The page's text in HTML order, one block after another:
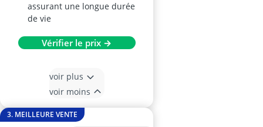
assurant une longue durée
de vie
Vérifier le prix →
voir plus
voir moins
3. MEILLEURE VENTE